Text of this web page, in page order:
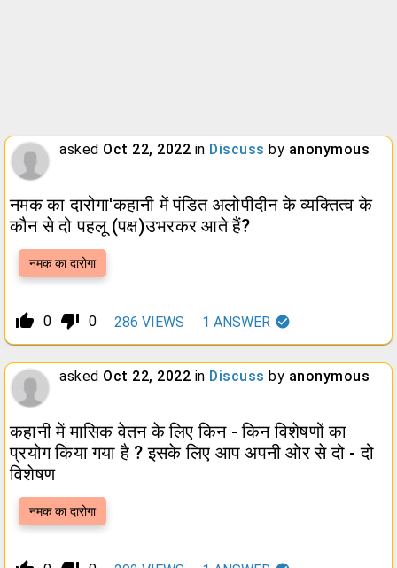
asked Oct 22, 2022 in Discuss by anonymous
नमक का दारोगा'कहानी में पंडित अलोपीदीन के व्यक्तित्व के
कौन से दो पहलू (पक्ष)उभरकर आते हैं?
नमक का दारोगा
thumb_up_alt 0 thumb_down_alt 0 286 VIEWS 1 ANSWER
asked Oct 22, 2022 in Discuss by anonymous
कहानी में मासिक वेतन के लिए किन - किन विशेषणों का
प्रयोग किया गया है ? इसके लिए आप अपनी ओर से दो - दो
विशेषण
नमक का दारोगा